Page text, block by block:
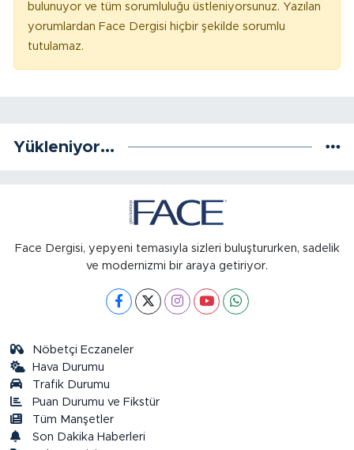
bulunuyor ve tüm sorumluluğu üstleniyorsunuz. Yazılan
yorumlardan Face Dergisi hiçbir şekilde sorumlu
tutulamaz.
Yükleniyor...
Face Dergisi, yepyeni temasıyla sizleri buluştururken, sadelik
ve modernizmi bir araya getiriyor.
Nöbetçi Eczaneler
Hava Durumu
Trafik Durumu
Puan Durumu ve Fikstür
Tüm Manşetler
Son Dakika Haberleri